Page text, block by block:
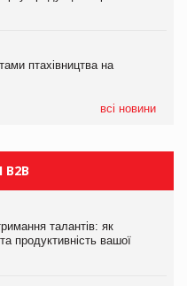
птахівництва на
всі новини
у VARUS з’явилися
птахівництва на
талантів: як
продуктивність вашої